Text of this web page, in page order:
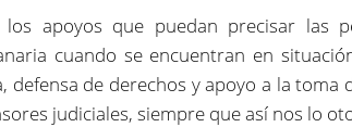
apoyos que puedan precisar las
cuando se encuentran en
defensa de derechos y apoyo a la toma
judiciales, siempre que así nos lo